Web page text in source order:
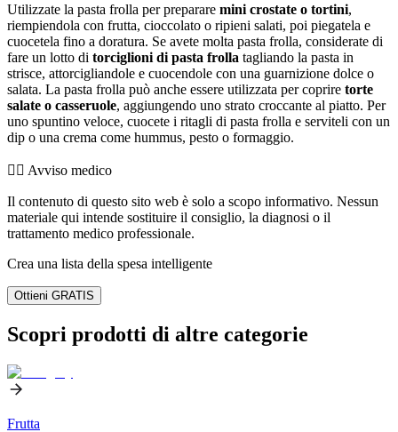
Utilizzate la pasta frolla per preparare mini crostate o tortini,
riempiendola con frutta, cioccolato o ripieni salati, poi piegatela e
cuocetela fino a doratura. Se avete molta pasta frolla, considerate di
fare un lotto di torciglioni di pasta frolla tagliando la pasta in
strisce, attorcigliandole e cuocendole con una guarnizione dolce o
salata. La pasta frolla può anche essere utilizzata per coprire torte
salate o casseruole, aggiungendo uno strato croccante al piatto. Per
uno spuntino veloce, cuocete i ritagli di pasta frolla e serviteli con un
dip o una crema come hummus, pesto o formaggio.
👨‍⚕️️ Avviso medico
Il contenuto di questo sito web è solo a scopo informativo. Nessun
materiale qui intende sostituire il consiglio, la diagnosi o il
trattamento medico professionale.
Crea una lista della spesa intelligente
Ottieni GRATIS
Scopri prodotti di altre categorie
Frutta